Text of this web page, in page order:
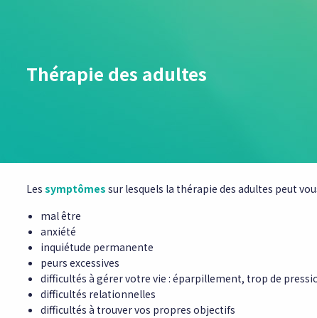
Thérapie des adultes
Les symptômes sur lesquels la thérapie des adultes peut
mal être
anxiété
inquiétude permanente
peurs excessives
difficultés à gérer votre vie : éparpillement, trop de
difficultés relationnelles
difficultés à trouver vos propres objectifs